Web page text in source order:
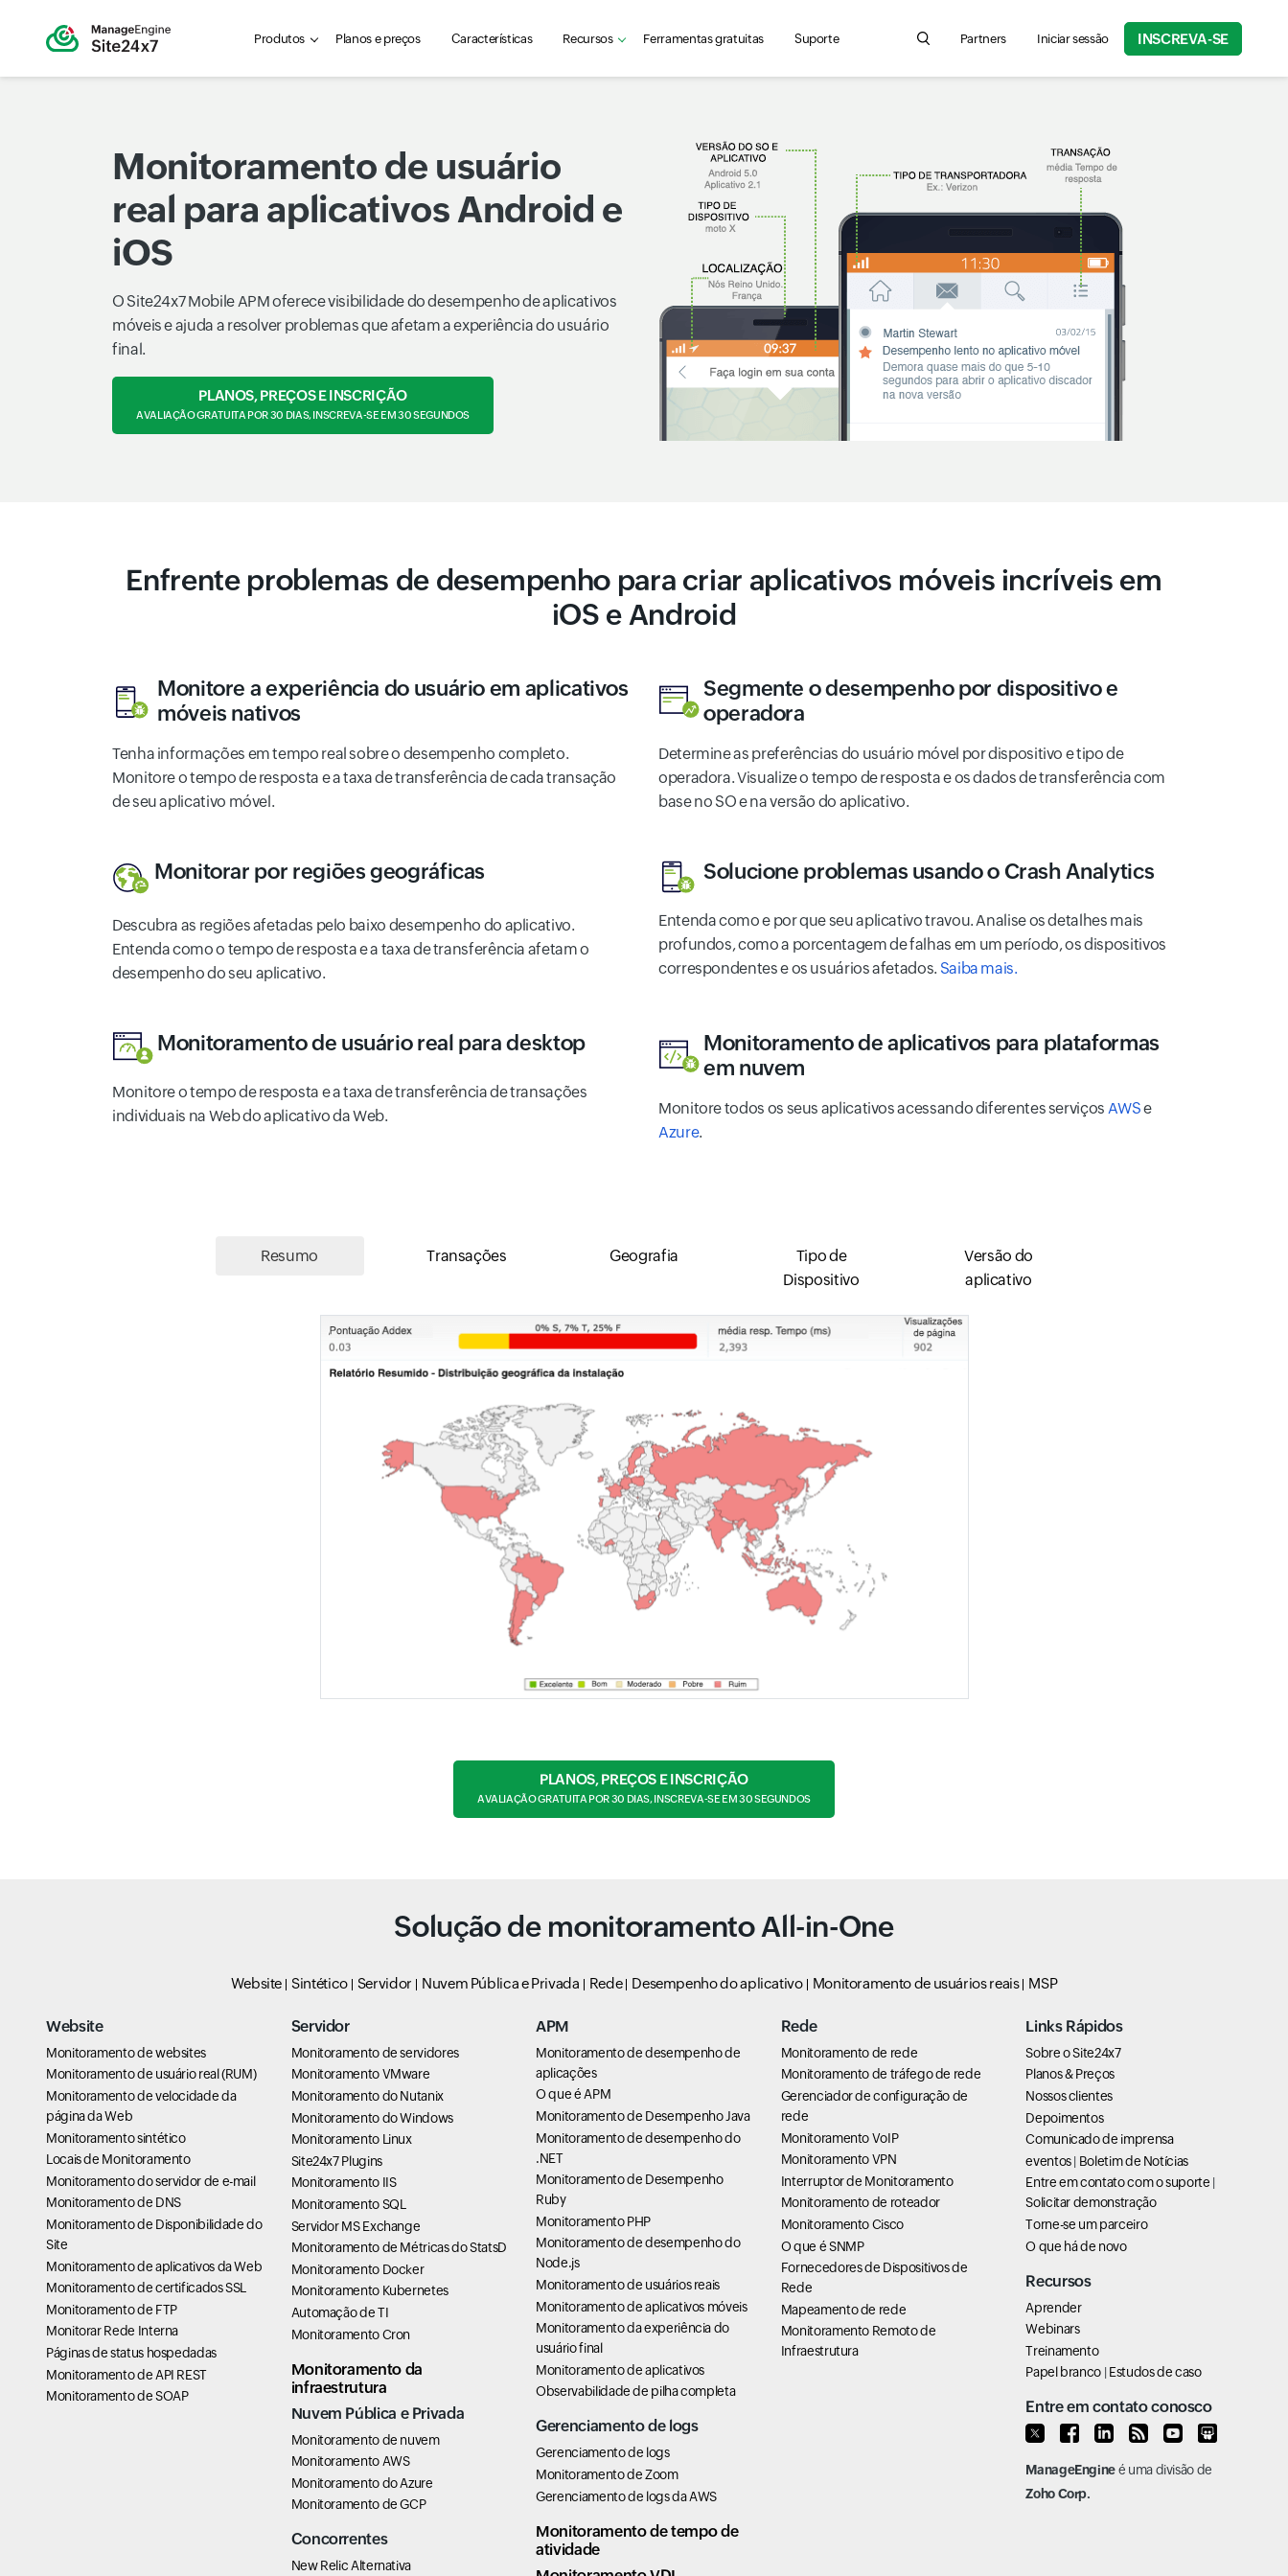
Produtos Planos e preços Características Recursos Ferramentas gratuitas Suporte Search for product information, help articles, and
Partners Iniciar sessão INSCREVA-SE
Monitoramento de usuário
real para aplicativos Android e
iOS
O Site24x7 Mobile APM oferece visibilidade do desempenho de aplicativos
móveis e ajuda a resolver problemas que afetam a experiência do usuário
final.
PLANOS, PREÇOS E INSCRIÇÃO
AVALIAÇÃO GRATUITA POR 30 DIAS, INSCREVA-SE EM 30 SEGUNDOS
Enfrente problemas de desempenho para criar aplicativos móveis incríveis em
iOS e Android
Monitore a experiência do usuário em aplicativos
móveis nativos
Tenha informações em tempo real sobre o desempenho completo.
Monitore o tempo de resposta e a taxa de transferência de cada transação
de seu aplicativo móvel.
Segmente o desempenho por dispositivo e
operadora
Determine as preferências do usuário móvel por dispositivo e tipo de
operadora. Visualize o tempo de resposta e os dados de transferência com
base no SO e na versão do aplicativo.
Monitorar por regiões geográficas
Descubra as regiões afetadas pelo baixo desempenho do aplicativo.
Entenda como o tempo de resposta e a taxa de transferência afetam o
desempenho do seu aplicativo.
Solucione problemas usando o Crash Analytics
Entenda como e por que seu aplicativo travou. Analise os detalhes mais
profundos, como a porcentagem de falhas em um período, os dispositivos
correspondentes e os usuários afetados. Saiba mais.
Monitoramento de usuário real para desktop
Monitore o tempo de resposta e a taxa de transferência de transações
individuais na Web do aplicativo da Web.
Monitoramento de aplicativos para plataformas
em nuvem
Monitore todos os seus aplicativos acessando diferentes serviços AWSe
Azure.
Resumo Transações Geografia
Tipo de
Dispositivo
Versão do
aplicativo
PLANOS, PREÇOS E INSCRIÇÃO
AVALIAÇÃO GRATUITA POR 30 DIAS, INSCREVA-SE EM 30 SEGUNDOS
Solução de monitoramento All-in-One
Website Sintético Servidor Nuvem Pública e Privada Rede Desempenho do aplicativo Monitoramento de usuários reais MSP
Website
Monitoramento de websites
Monitoramento de usuário real (RUM)
Monitoramento de velocidade da
página da Web
Monitoramento sintético
Locais de Monitoramento
Monitoramento do servidor de e-mail
Monitoramento de DNS
Monitoramento de Disponibilidade do
Site
Monitoramento de aplicativos da Web
Monitoramento de certificados SSL
Monitoramento de FTP
Monitorar Rede Interna
Páginas de status hospedadas
Monitoramento de API REST
Monitoramento de SOAP
Servidor
Monitoramento de servidores
Monitoramento VMware
Monitoramento do Nutanix
Monitoramento do Windows
Monitoramento Linux
Site24x7 Plugins
Monitoramento IIS
Monitoramento SQL
Servidor MS Exchange
Monitoramento de Métricas do StatsD
Monitoramento Docker
Monitoramento Kubernetes
Automação de TI
Monitoramento Cron
Monitoramento da
infraestrutura
Nuvem Pública e Privada
Monitoramento de nuvem
Monitoramento AWS
Monitoramento do Azure
Monitoramento de GCP
Concorrentes
New Relic Alternativa
APM
Monitoramento de desempenho de
aplicações
O que é APM
Monitoramento de Desempenho Java
Monitoramento de desempenho do
.NET
Monitoramento de Desempenho
Ruby
Monitoramento PHP
Monitoramento de desempenho do
Node.js
Monitoramento de usuários reais
Monitoramento de aplicativos móveis
Monitoramento da experiência do
usuário final
Monitoramento de aplicativos
Observabilidade de pilha completa
Gerenciamento de logs
Gerenciamento de logs
Monitoramento de Zoom
Gerenciamento de logs da AWS
Monitoramento de tempo de
atividade
Rede
Monitoramento de rede
Monitoramento de tráfego de rede
Gerenciador de configuração de
rede
Monitoramento VoIP
Monitoramento VPN
Interruptor de Monitoramento
Monitoramento de roteador
Monitoramento Cisco
O que é SNMP
Fornecedores de Dispositivos de
Rede
Mapeamento de rede
Monitoramento Remoto de
Infraestrutura
Links Rápidos
Sobre o Site24x7
Planos & Preços
Nossos clientes
Depoimentos
Comunicado de imprensa
eventos| Boletim de Notícias
Entre em contato com o suporte |
Solicitar demonstração
Torne-se um parceiro
O que há de novo
Recursos
Aprender
Webinars
Treinamento
Papel branco |Estudos de caso
Entre em contato conosco
ManageEngineé uma divisão de
Zoho Corp.